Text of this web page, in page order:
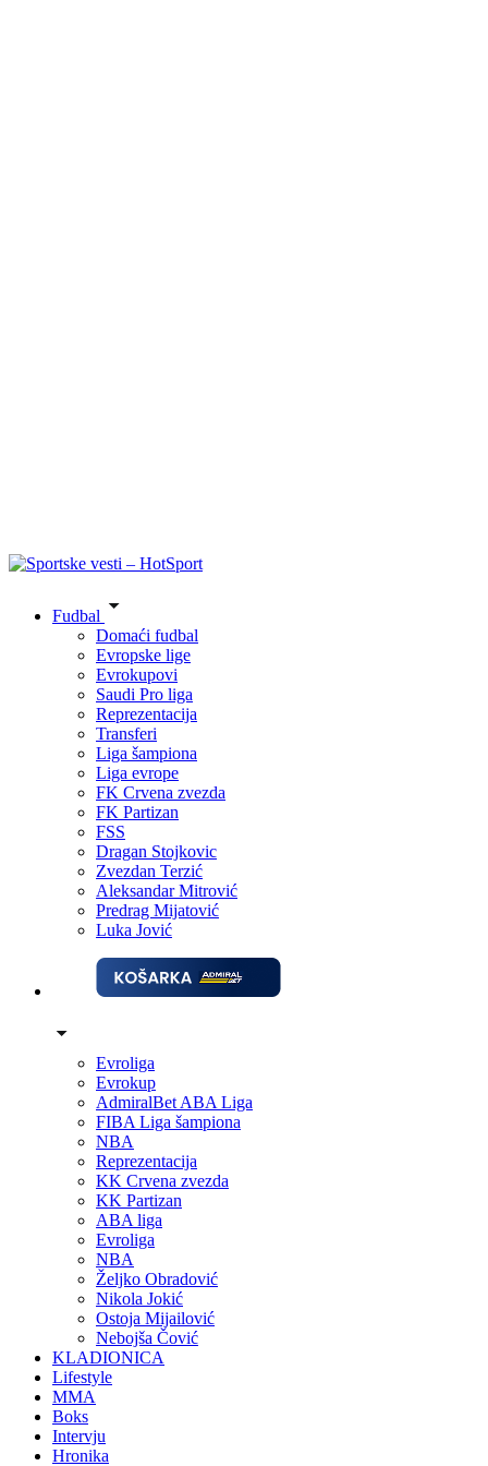
Fudbal
Domaći fudbal
Evropske lige
Evrokupovi
Saudi Pro liga
Reprezentacija
Transferi
Liga šampiona
Liga evrope
FK Crvena zvezda
FK Partizan
FSS
Dragan Stojkovic
Zvezdan Terzić
Aleksandar Mitrović
Predrag Mijatović
Luka Jović
Evroliga
Evrokup
AdmiralBet ABA Liga
FIBA Liga šampiona
NBA
Reprezentacija
KK Crvena zvezda
KK Partizan
ABA liga
Evroliga
NBA
Željko Obradović
Nikola Jokić
Ostoja Mijailović
Nebojša Čović
KLADIONICA
Lifestyle
MMA
Boks
Intervju
Hronika